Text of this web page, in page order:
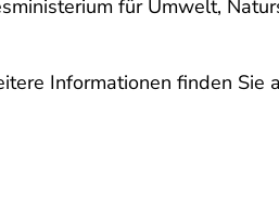
für Umwelt,
Informationen finden Sie